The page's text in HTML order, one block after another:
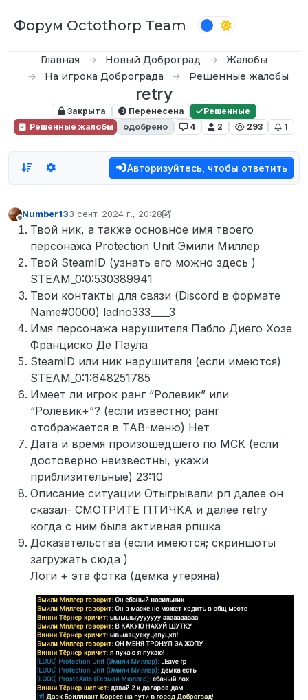
Форум Octothorp Team
Главная Новый Доброград
Жалобы
На игрока Доброграда
Решенные жалобы
retry
Закрыта Перенесена
Решенные
Решенные жалобы
одобрено 4 2 293 1
Авторизуйтесь, чтобы ответить
Не в сети
Number133 сент. 2024 г., 20:28
отредактировано D0n Bar0n
Твой ник, а также основное имя твоего
персонажа Protection Unit Эмили Миллер
Твой SteamID (узнать его можно здесь )
STEAM_0:0:530389941
Твои контакты для связи (Discord в формате
Name#0000) ladno333____3
Имя персонажа нарушителя Пабло Диего Хозе
Франциско Де Паула
SteamID или ник нарушителя (если имеются)
STEAM_0:1:648251785
Имеет ли игрок ранг “Ролевик” или
“Ролевик+”? (если известно; ранг
отображается в TAB-меню) Нет
Дата и время произошедшего по МСК (если
достоверно неизвестны, укажи
приблизительные) 23:10
Описание ситуации Отыгрывали рп далее он
сказал- СМОТРИТЕ ПТИЧКА и далее retry
когда с ним была активная рпшка
Доказательства (если имеются; скриншоты
загружать сюда )
Логи + эта фотка (демка утеряна)